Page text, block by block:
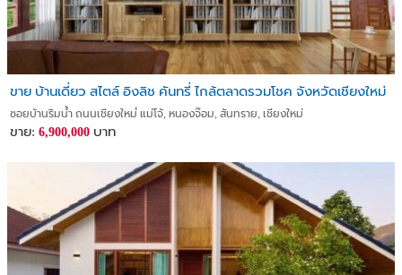
🏫 Payap university
🏌️ M Sport driving range
🛍️ FAMO community mall
🛍️ J space community mall
🛍️ Thaiwatsadu / Homepro
🛍️ Pu Doi market
🛍️ MEECHOK and Ruamchok market
🛍️ Central festival department store
🏥 Bangkok hospital
🛍️ Makro superstore
🏌️ Maejo Golf Club
捡漏清迈三环小区 3 卧独栋别墅 /朝向小区公园与山景
ขาย บ้านเดี่ยว สไตล์ อิงลิช คันทรี่ ไกล้ตลาดรวมโชค จังหวัดเชียงใหม่
ซอยบ้านริมน้ำ ถนนเชียงใหม่่ แม่โจ้, หนองจ๊อม, สันทราย, เชียงใหม่
ขาย: 6,900,000 บาท